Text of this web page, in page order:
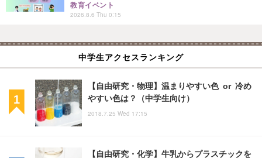
教育イベント
2026.8.6 Thu 0:15
中学生アクセスランキング
【自由研究・物理】温まりやすい色 or 冷め
やすい色は？（中学生向け）
2018.7.25 Wed 17:15
【自由研究・化学】牛乳からプラスチックを